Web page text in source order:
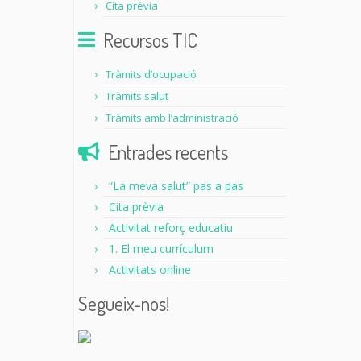
Cita prèvia
Recursos TIC
Tràmits d’ocupació
Tràmits salut
Tràmits amb l’administració
Entrades recents
“La meva salut” pas a pas
Cita prèvia
Activitat reforç educatiu
1. El meu currículum
Activitats online
Segueix-nos!